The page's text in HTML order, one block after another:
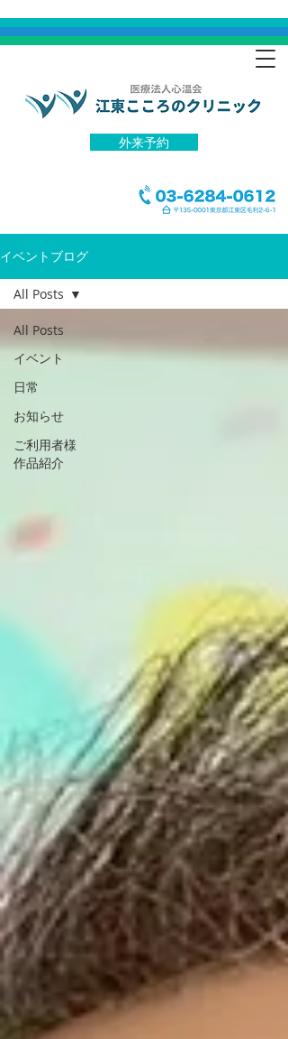
外来予約
イベントブログ
All Posts
イベント
日常
お知らせ
ご利用者様
作品紹介
All Posts